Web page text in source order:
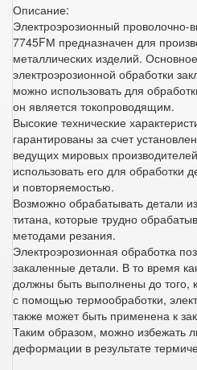
Описание:
Электроэрозионный проволочно-
7745FМ предназначен для
металлических изделий.
электроэрозионной обработки
можно использовать для
он является токопроводящим.
Высокие технические
гарантированы за счет
ведущих мировых
использовать его для обработки
и повторяемостью.
Возможно обрабатывать детали
титана, которые трудно
методами резания.
Электроэрозионная обработка
закаленные детали. В то время
должны быть выполнены до того,
с помощью термообработки,
также может быть применена к
Таким образом, можно избежать
деформации в результате